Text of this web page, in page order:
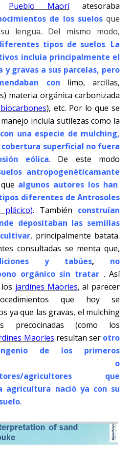
Pueblo Maoríatesoraba
de los suelosque
lengua. Del mismo modo,
tipos de suelos. La
incluía principalmente el
gravas a sus parcelas, pero
con limo, arcillas,
materia orgánica carbonizada
), etc. Por lo que se
incluía sutilezas como la
una especie de mulching,
cobertura superficial no fuera
eólica. De este modo
antropogenéticamante
algunos autores los han
diferentes de Antrosoles
plácico). También construían
depositaban las semillas
, principalmente batata.
consultadas se menta que,
y tabúes, no
orgánico sin tratar . Así
jardines Maoríes, al parecer
que hoy se
ya que las gravas, el mulching
precocinadas (como los
Maoríes resultan ser otro
de los primeros
o
agricultores que
agricultura nació ya con su
.